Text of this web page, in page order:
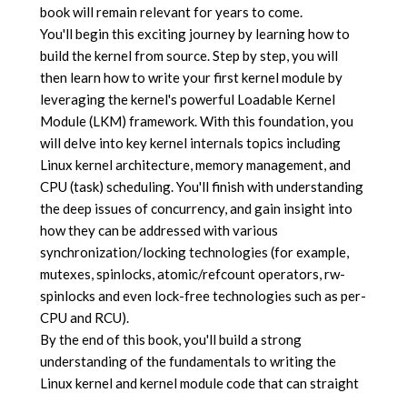
book will remain relevant for years to come.
You'll begin this exciting journey by learning how to
build the kernel from source. Step by step, you will
then learn how to write your first kernel module by
leveraging the kernel's powerful Loadable Kernel
Module (LKM) framework. With this foundation, you
will delve into key kernel internals topics including
Linux kernel architecture, memory management, and
CPU (task) scheduling. You'll finish with understanding
the deep issues of concurrency, and gain insight into
how they can be addressed with various
synchronization/locking technologies (for example,
mutexes, spinlocks, atomic/refcount operators, rw-
spinlocks and even lock-free technologies such as per-
CPU and RCU).
By the end of this book, you'll build a strong
understanding of the fundamentals to writing the
Linux kernel and kernel module code that can straight